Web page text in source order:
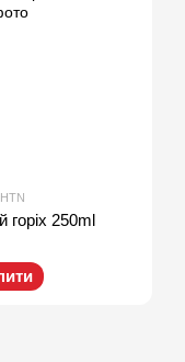
горіх 250ml